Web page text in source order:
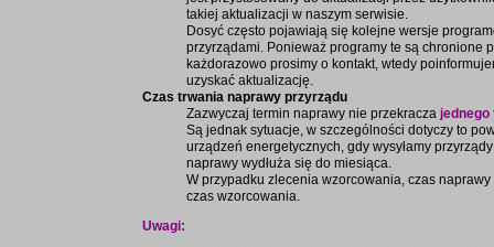
takiej aktualizacji w naszym serwisie.
Dosyć często pojawiają się kolejne wersje
przyrządami. Ponieważ programy te są chronione
każdorazowo prosimy o kontakt, wtedy
uzyskać aktualizację.
Czas trwania naprawy przyrządu
Zazwyczaj termin naprawy nie przekracza jednego
Są jednak sytuacje, w szczególności dotyczy to
urządzeń energetycznych, gdy wysyłamy
naprawy wydłuża się do miesiąca.
W przypadku zlecenia wzorcowania, czas
czas wzorcowania.
Uwagi: